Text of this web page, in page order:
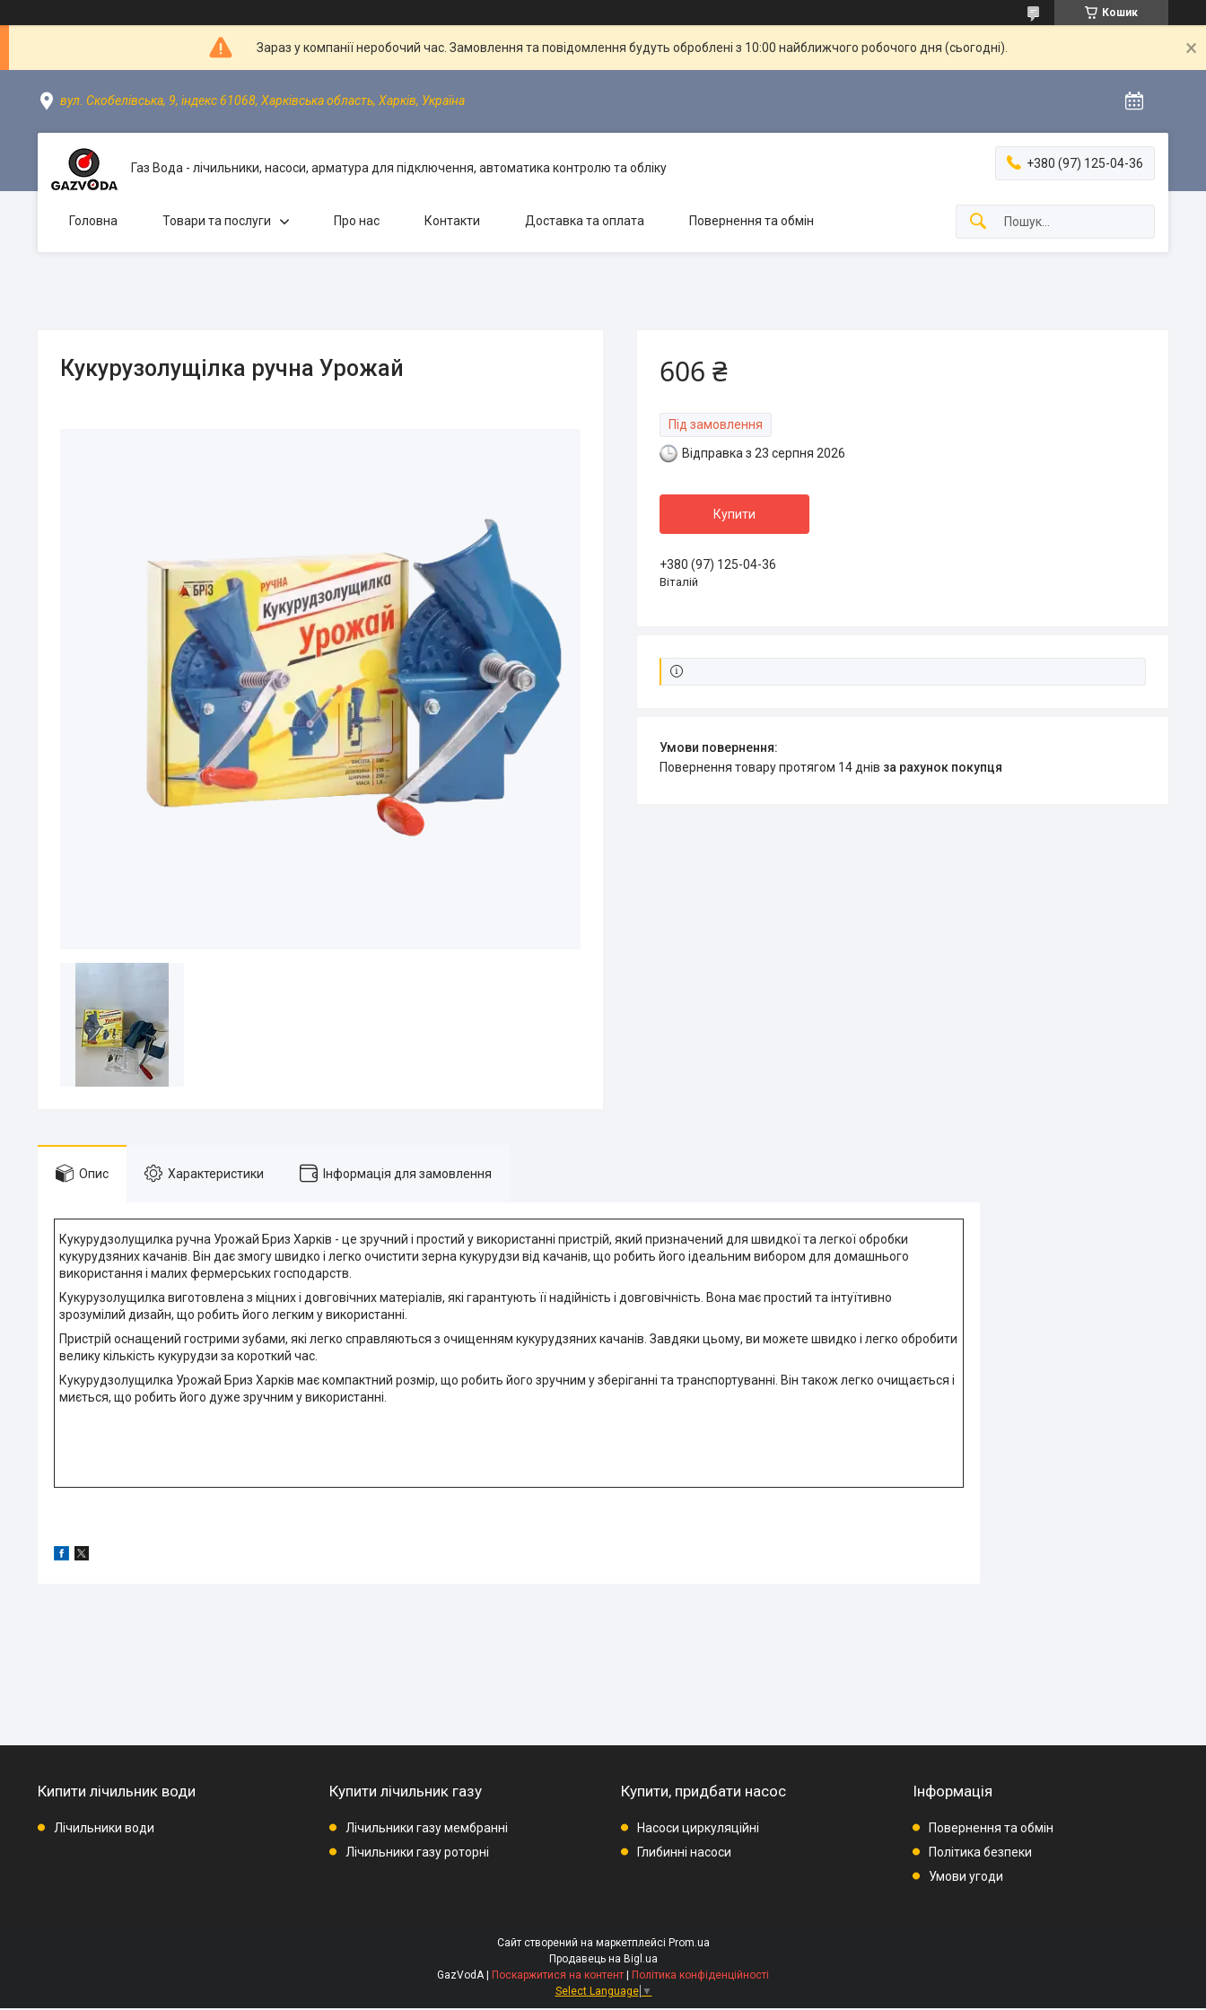
Кошик
Зараз у компанії неробочий час. Замовлення та повідомлення будуть оброблені з 10:00 найближчого робочого дня (сьогодні).
вул. Скобелівська, 9, індекс 61068, Харківська область, Харків, Україна
Газ Вода - лічильники, насоси, арматура для підключення, автоматика контролю та обліку +380 (97) 125-04-36
Головна Товари та послуги Про нас Контакти Доставка та оплата Повернення та обмін
Кукурузолущілка ручна Урожай 606 ₴
Під замовлення
Відправка з 23 серпня 2026
Купити
+380 (97) 125-04-36
Віталій
повернення товару протягом 14 днів за рахунок покупця
Опис Характеристики Інформація для замовлення
Кукурудзолущилка ручна Урожай Бриз Харків - це зручний і простий у використанні пристрій, який призначений для швидкої та легкої обробки
кукурудзяних качанів. Він дає змогу швидко і легко очистити зерна кукурудзи від качанів, що робить його ідеальним вибором для домашнього
використання і малих фермерських господарств.
Кукурузолущилка виготовлена з міцних і довговічних матеріалів, які гарантують її надійність і довговічність. Вона має простий та інтуїтивно
зрозумілий дизайн, що робить його легким у використанні.
Пристрій оснащений гострими зубами, які легко справляються з очищенням кукурудзяних качанів. Завдяки цьому, ви можете швидко і легко обробити
велику кількість кукурудзи за короткий час.
Кукурудзолущилка Урожай Бриз Харків має компактний розмір, що робить його зручним у зберіганні та транспортуванні. Він також легко очищається і
миється, що робить його дуже зручним у використанні.
Кипити лічильник води
Лічильники води
Купити лічильник газу
Лічильники газу мембранні
Лічильники газу роторні
Купити, придбати насос
Насоси циркуляційні
Глибинні насоси
Інформація
Повернення та обмін
Політика безпеки
Умови угоди
Сайт створений на маркетплейсі Prom.ua
Продавець на Bigl.ua
GazVodA | Поскаржитися на контент | Політика конфіденційності
Select Language ▼